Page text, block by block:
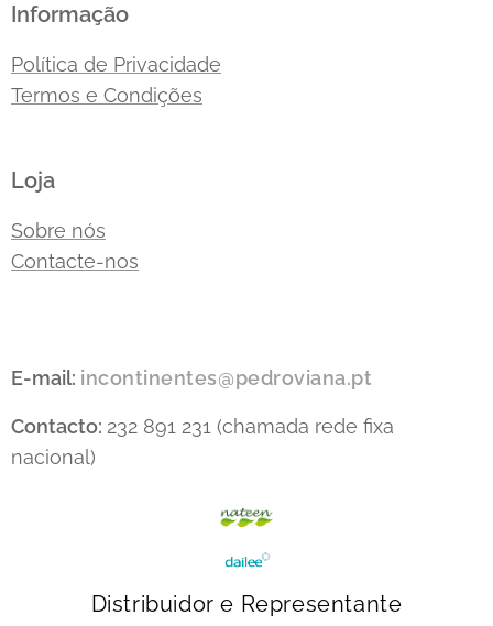
Informação
Política de Privacidade
Termos e Condições
Loja
Sobre nós
Contacte-nos
E-mail: incontinentes@pedroviana.pt
Contacto: 232 891 231 (chamada rede fixa
nacional)
Distribuidor e Representante